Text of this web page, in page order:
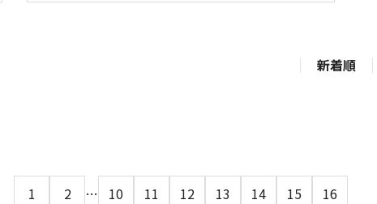
新着順
1 2 … 10 11 12 13 14 15 16